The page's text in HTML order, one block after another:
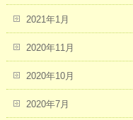
2021年1月
2020年11月
2020年10月
2020年7月